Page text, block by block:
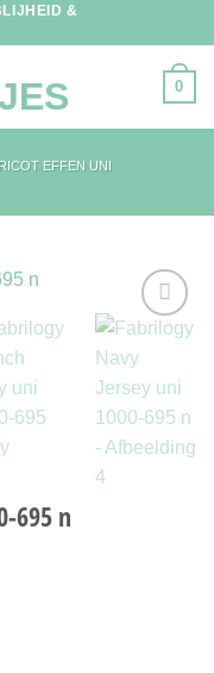
&
0
EFFEN UNI
Toevoegen
aan
verlanglijst
695 n